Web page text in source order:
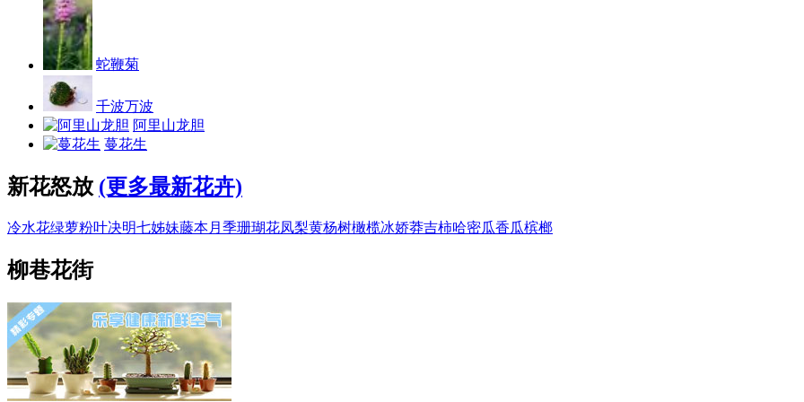
蛇鞭菊
千波万波
阿里山龙胆
蔓花生
新花怒放 (更多最新花卉)
冷水花绿萝粉叶决明七姊妹藤本月季珊瑚花凤梨黄杨树橄榄冰娇莽吉柿哈密瓜香瓜槟榔
柳巷花街